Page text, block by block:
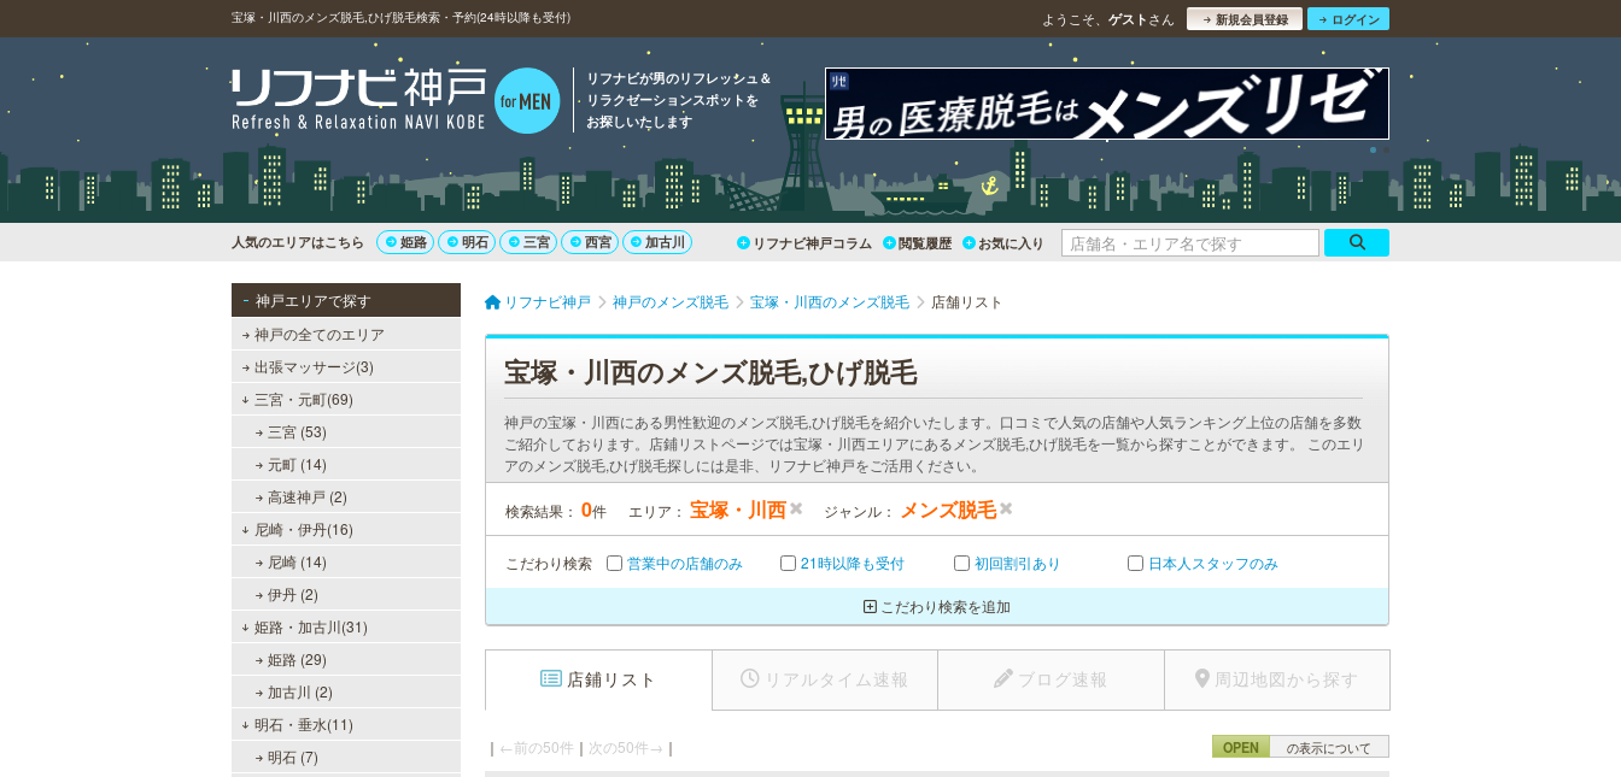
宝塚・川西のメンズ脱毛,ひげ脱毛検索・予約(24時以降も受付) ようこそ、 ゲスト さん 新規会員登録 ログイン
リフナビが男のリフレッシュ＆
リラクゼーションスポットを
お探しいたします
人気のエリアはこちら 姫路 明石 三宮 西宮 加古川 リフナビ神戸コラム 閲覧履歴 お気に入り
神戸エリアで探す
神戸の全てのエリア
出張マッサージ(3)
三宮・元町(69)
三宮 (53)
元町 (14)
高速神戸 (2)
尼崎・伊丹(16)
尼崎 (14)
伊丹 (2)
姫路・加古川(31)
姫路 (29)
加古川 (2)
明石・垂水(11)
明石 (7)
リフナビ神戸 神戸のメンズ脱毛 宝塚・川西のメンズ脱毛 店舗リスト
宝塚・川西のメンズ脱毛,ひげ脱毛
神戸の宝塚・川西にある男性歓迎のメンズ脱毛,ひげ脱毛を紹介いたします。口コミで人気の店舗や人気ランキング上位の店舗を多数
ご紹介しております。店鋪リストページでは宝塚・川西エリアにあるメンズ脱毛,ひげ脱毛を一覧から探すことができます。 このエリ
アのメンズ脱毛,ひげ脱毛探しには是非、リフナビ神戸をご活用ください。
検索結果： 0件 エリア： 宝塚・川西 ジャンル： メンズ脱毛
こだわり検索 営業中の店舗のみ 21時以降も受付 初回割引あり 日本人スタッフのみ
こだわり検索を追加
店鋪リスト リアルタイム速報 ブログ速報 周辺地図から探す
｜ ←前の50件 ｜ 次の50件→ ｜ OPEN の表示について